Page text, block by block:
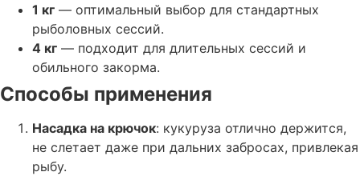
1 кг — оптимальный выбор для стандартных
рыболовных сессий.
4 кг — подходит для длительных сессий и
обильного закорма.
Способы применения
Насадка на крючок: кукуруза отлично держится,
не слетает даже при дальних забросах, привлекая
рыбу.